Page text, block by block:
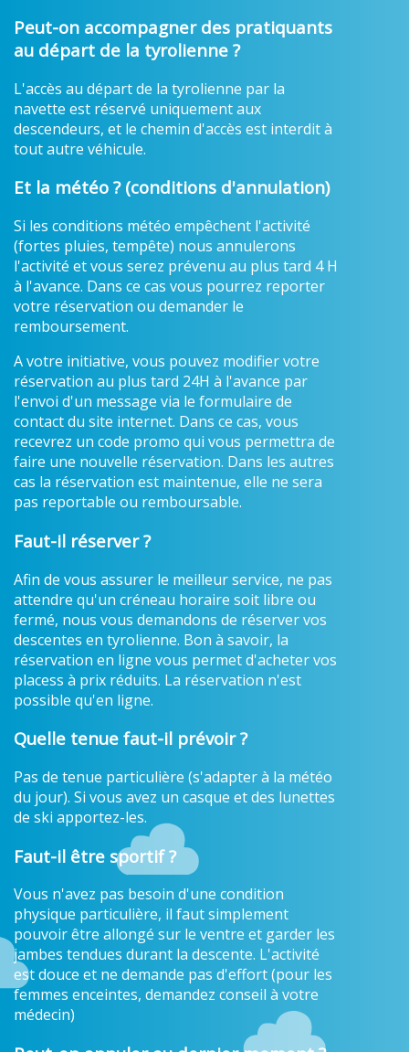
Peut-on accompagner des pratiquants
au départ de la tyrolienne ?
L'accès au départ de la tyrolienne par la
navette est réservé uniquement aux
descendeurs, et le chemin d'accès est interdit à
tout autre véhicule.
Et la météo ? (conditions d'annulation)
Si les conditions météo empêchent l'activité
(fortes pluies, tempête) nous annulerons
l'activité et vous serez prévenu au plus tard 4 H
à l'avance. Dans ce cas vous pourrez reporter
votre réservation ou demander le
remboursement.
A votre initiative, vous pouvez modifier votre
réservation au plus tard 24H à l'avance par
l'envoi d'un message via le formulaire de
contact du site internet. Dans ce cas, vous
recevrez un code promo qui vous permettra de
faire une nouvelle réservation. Dans les autres
cas la réservation est maintenue, elle ne sera
pas reportable ou remboursable.
Faut-il réserver ?
Afin de vous assurer le meilleur service, ne pas
attendre qu'un créneau horaire soit libre ou
fermé, nous vous demandons de réserver vos
descentes en tyrolienne. Bon à savoir, la
réservation en ligne vous permet d'acheter vos
placess à prix réduits. La réservation n'est
possible qu'en ligne.
Quelle tenue faut-il prévoir ?
Pas de tenue particulière (s'adapter à la météo
du jour). Si vous avez un casque et des lunettes
de ski apportez-les.
Faut-il être sportif ?
Vous n'avez pas besoin d'une condition
physique particulière, il faut simplement
pouvoir être allongé sur le ventre et garder les
jambes tendues durant la descente. L'activité
est douce et ne demande pas d'effort (pour les
femmes enceintes, demandez conseil à votre
médecin)